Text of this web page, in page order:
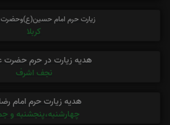
زیارت حرم امام
کربلا
هدیه زیارت در حرم
نجف اشرف
هدیه زیارت حرم امام
چهارشنبه،پنجشنبه و